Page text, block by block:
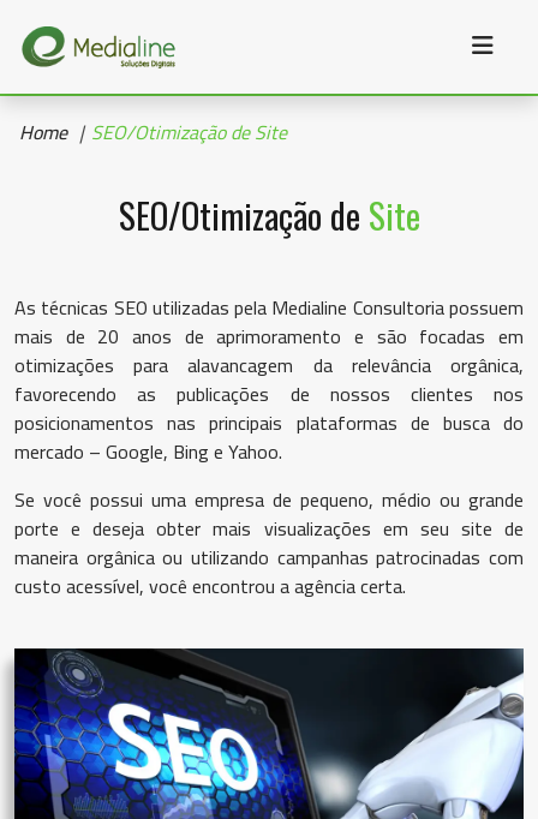
Home
Portfólio
Clientes
Blog
FAQ
Contato
Home SEO/Otimização de Site
SEO/Otimização de Site
As técnicas SEO utilizadas pela Medialine Consultoria possuem
mais de 20 anos de aprimoramento e são focadas em
otimizações para alavancagem da relevância orgânica,
favorecendo as publicações de nossos clientes nos
posicionamentos nas principais plataformas de busca do
mercado – Google, Bing e Yahoo.
Se você possui uma empresa de pequeno, médio ou grande
porte e deseja obter mais visualizações em seu site de
maneira orgânica ou utilizando campanhas patrocinadas com
custo acessível, você encontrou a agência certa.